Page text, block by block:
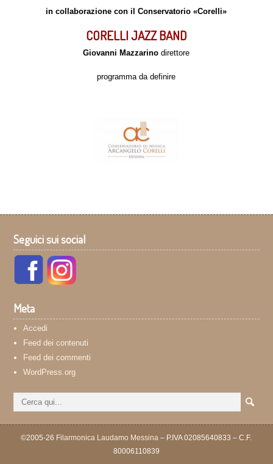
in collaborazione con il Conservatorio «Corelli»
CORELLI JAZZ BAND
Giovanni Mazzarinodirettore
programma da definire
Seguici sui social
Meta
Accedi
Feed dei contenuti
Feed dei commenti
WordPress.org
©2005-26 Filarmonica Laudamo Messina – P.IVA 02085640833 – C.F.
80006110839